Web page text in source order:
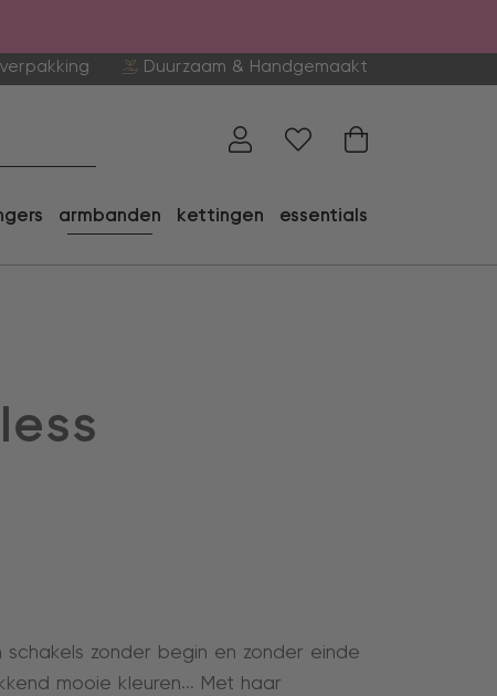
Duurzaam & Handgemaakt
armbanden kettingen essentials
schakels zonder begin en zonder einde
mooie kleuren… Met haar